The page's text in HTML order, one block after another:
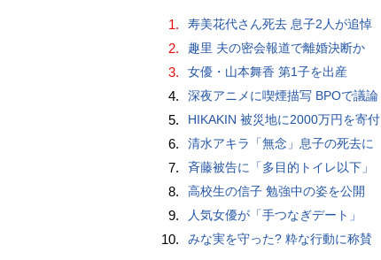
1. 寿美花代さん死去 息子2人が追悼
2. 趣里 夫の密会報道で離婚決断か
3. 女優・山本舞香 第1子を出産
4. 深夜アニメに喫煙描写 BPOで議論
5. HIKAKIN 被災地に2000万円を寄付
6. 清水アキラ「無念」息子の死去に
7. 斉藤被告に「多目的トイレ以下」
8. 高校生の信子 勉強中の姿を公開
9. 人気女優が「手つなぎデート」
10. みな実を守った? 粋な行動に称賛